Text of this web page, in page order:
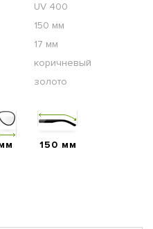
UV 400
150 мм
17 мм
коричневый
золото
150 мм